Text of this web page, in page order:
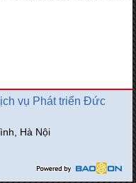
vụ Phát triển Đức
Hà Nội